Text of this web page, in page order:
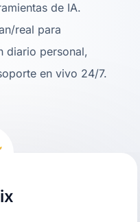
de IA.
real para
diario personal,
en vivo 24/7.